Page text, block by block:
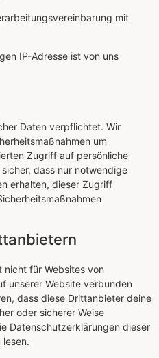
mit
IP-Adresse ist von uns
Daten verpflichtet. Wir
um
Zugriff auf persönliche
dass nur notwendige
erhalten, dieser Zugriff
nicht für Websites von
unserer Website verbunden
dass diese Drittanbieter deine
oder sicherer Weise
Datenschutzerklärungen dieser